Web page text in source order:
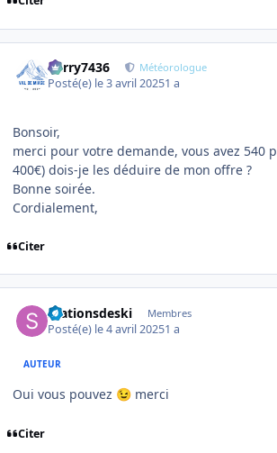
Perry7436 Météorologue
Posté(e) le 3 avril 20251 a
Bonsoir,
merci pour votre demande, vous avez 540
400€) dois-je les déduire de mon offre ?
Bonne soirée.
Cordialement,
Citer
Stationsdeski Membres
Posté(e) le 4 avril 20251 a
AUTEUR
Oui vous pouvez 😉 merci
Citer